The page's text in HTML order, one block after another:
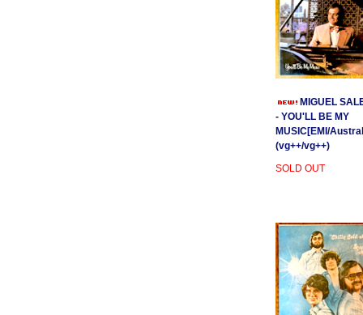
MIGUEL
- YOU'LL BE MY
MUSIC[EMI/
(vg++/vg++)
SOLD OUT